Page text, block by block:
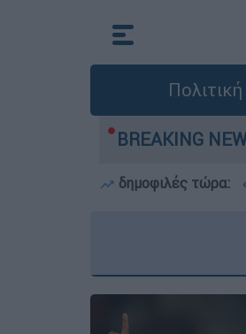
Πολιτική
BREAKING
οι δύο τραυματίες
δημοφιλές τώρα: